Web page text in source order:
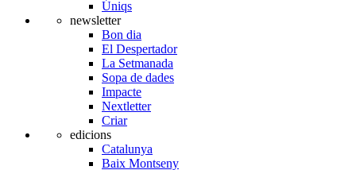
Úniqs
newsletter
Bon dia
El Despertador
La Setmanada
Sopa de dades
Impacte
Nextletter
Criar
edicions
Catalunya
Baix Montseny